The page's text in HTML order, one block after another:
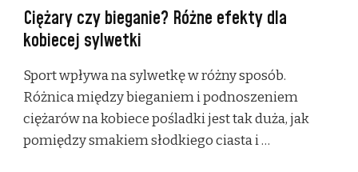
Ciężary czy bieganie? Różne efekty dla
kobiecej sylwetki
Sport wpływa na sylwetkę w różny sposób.
Różnica między bieganiem i podnoszeniem
ciężarów na kobiece pośladki jest tak duża, jak
pomiędzy smakiem słodkiego ciasta i …